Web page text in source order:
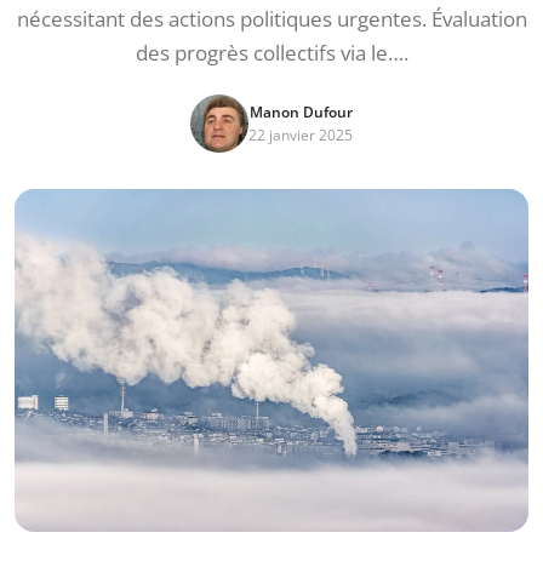
nécessitant des actions politiques urgentes. Évaluation
des progrès collectifs via le….
Manon Dufour
22 janvier 2025